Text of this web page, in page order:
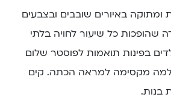
ומתוקה באיורים שובבים ובצבעים
שהופכות כל שיעור לחויה בלתי
בפינות תואמות לפוסטר שלום
מקסימה למראה הכתה. קים
בנות.